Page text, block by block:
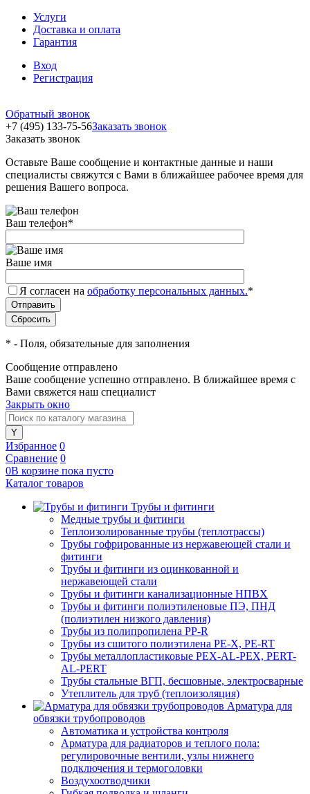
Услуги
Доставка и оплата
Гарантия
Вход
Регистрация
Обратный звонок
+7 (495) 133-75-56Заказать звонок
Заказать звонок
Оставьте Ваше сообщение и контактные данные и наши
специалисты свяжутся с Вами в ближайшее рабочее время для
решения Вашего вопроса.
Ваш телефон*
Ваше имя
Я согласен на обработку персональных данных.*
* - Поля, обязательные для заполнения
Сообщение отправлено
Ваше сообщение успешно отправлено. В ближайшее время с
Вами свяжется наш специалист
Закрыть окно
Избранное 0
Сравнение 0
0В корзине пока пусто
Каталог товаров
Трубы и фитинги
Медные трубы и фитинги
Теплоизолированные трубы (теплотрассы)
Трубы гофрированные из нержавеющей стали и
фитинги
Трубы и фитинги из оцинкованной и
нержавеющей стали
Трубы и фитинги канализационные НПВХ
Трубы и фитинги полиэтиленовые ПЭ, ПНД
(полиэтилен низкого давления)
Трубы из полипропилена PP-R
Трубы из сшитого полиэтилена PE-X, PE-RT
Трубы металлопластиковые PEX-AL-PEX, PERT-
AL-PERT
Трубы стальные ВГП, бесшовные, электросварные
Утеплитель для труб (теплоизоляция)
Арматура для
обвязки трубопроводов
Автоматика и устройства контроля
Арматура для радиаторов и теплого пола:
регулировочные вентили, узлы нижнего
подключения и термоголовки
Воздухоотводчики